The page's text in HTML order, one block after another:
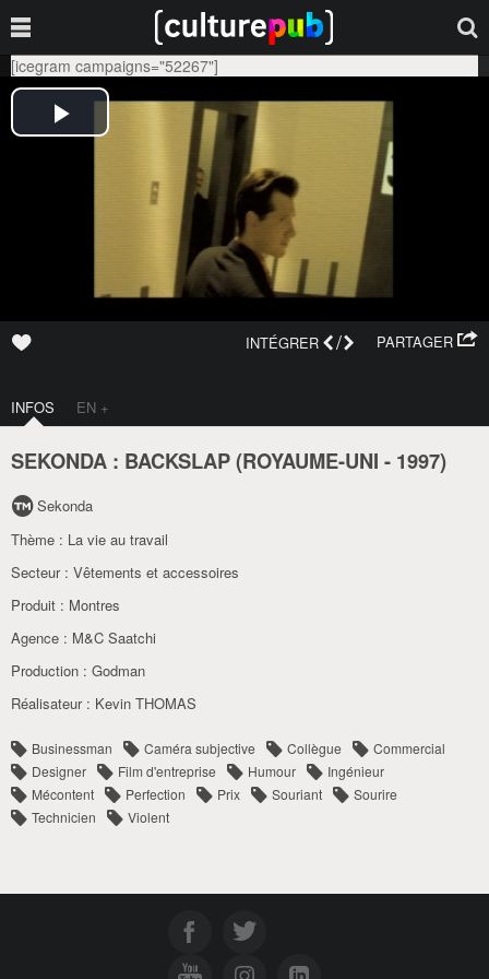
[icegram campaigns="52267"]
PARTAGER
INTÉGRER /
INFOS EN +
SEKONDA : BACKSLAP (ROYAUME-UNI - 1997)
Sekonda
Thème : La vie au travail
Secteur : Vêtements et accessoires
Produit : Montres
Agence : M&C Saatchi
Production : Godman
Réalisateur : Kevin THOMAS
Businessman Caméra subjective Collègue
Commercial
Designer
Film d'entreprise Humour
Ingénieur
Mécontent
Perfection Prix Souriant
Sourire
Technicien
Violent